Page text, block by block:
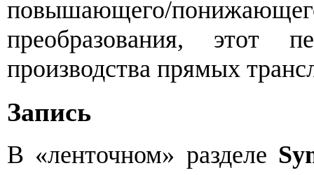
повышающего/
преобразования, этот
производства прямых
Запись
В «ленточном» разделе